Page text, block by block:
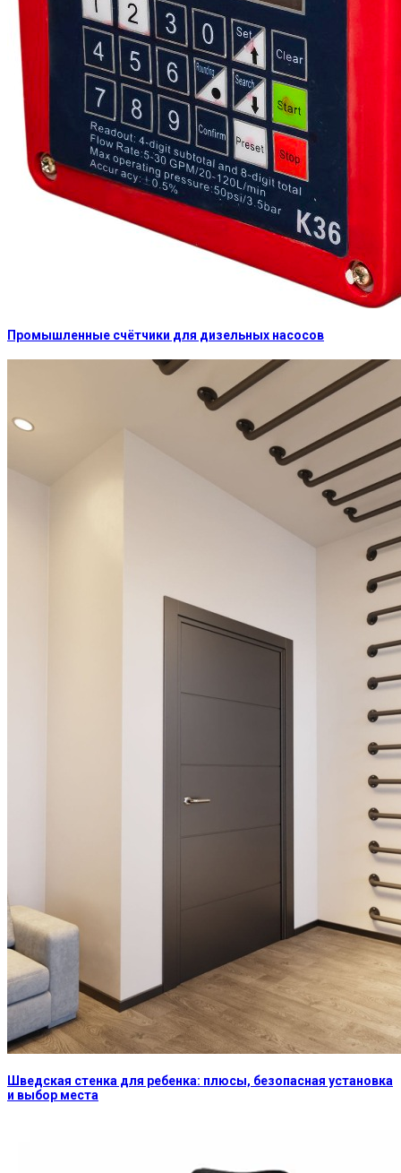
Промышленные счётчики для дизельных насосов
Шведская стенка для ребенка: плюсы, безопасная установка
и выбор места